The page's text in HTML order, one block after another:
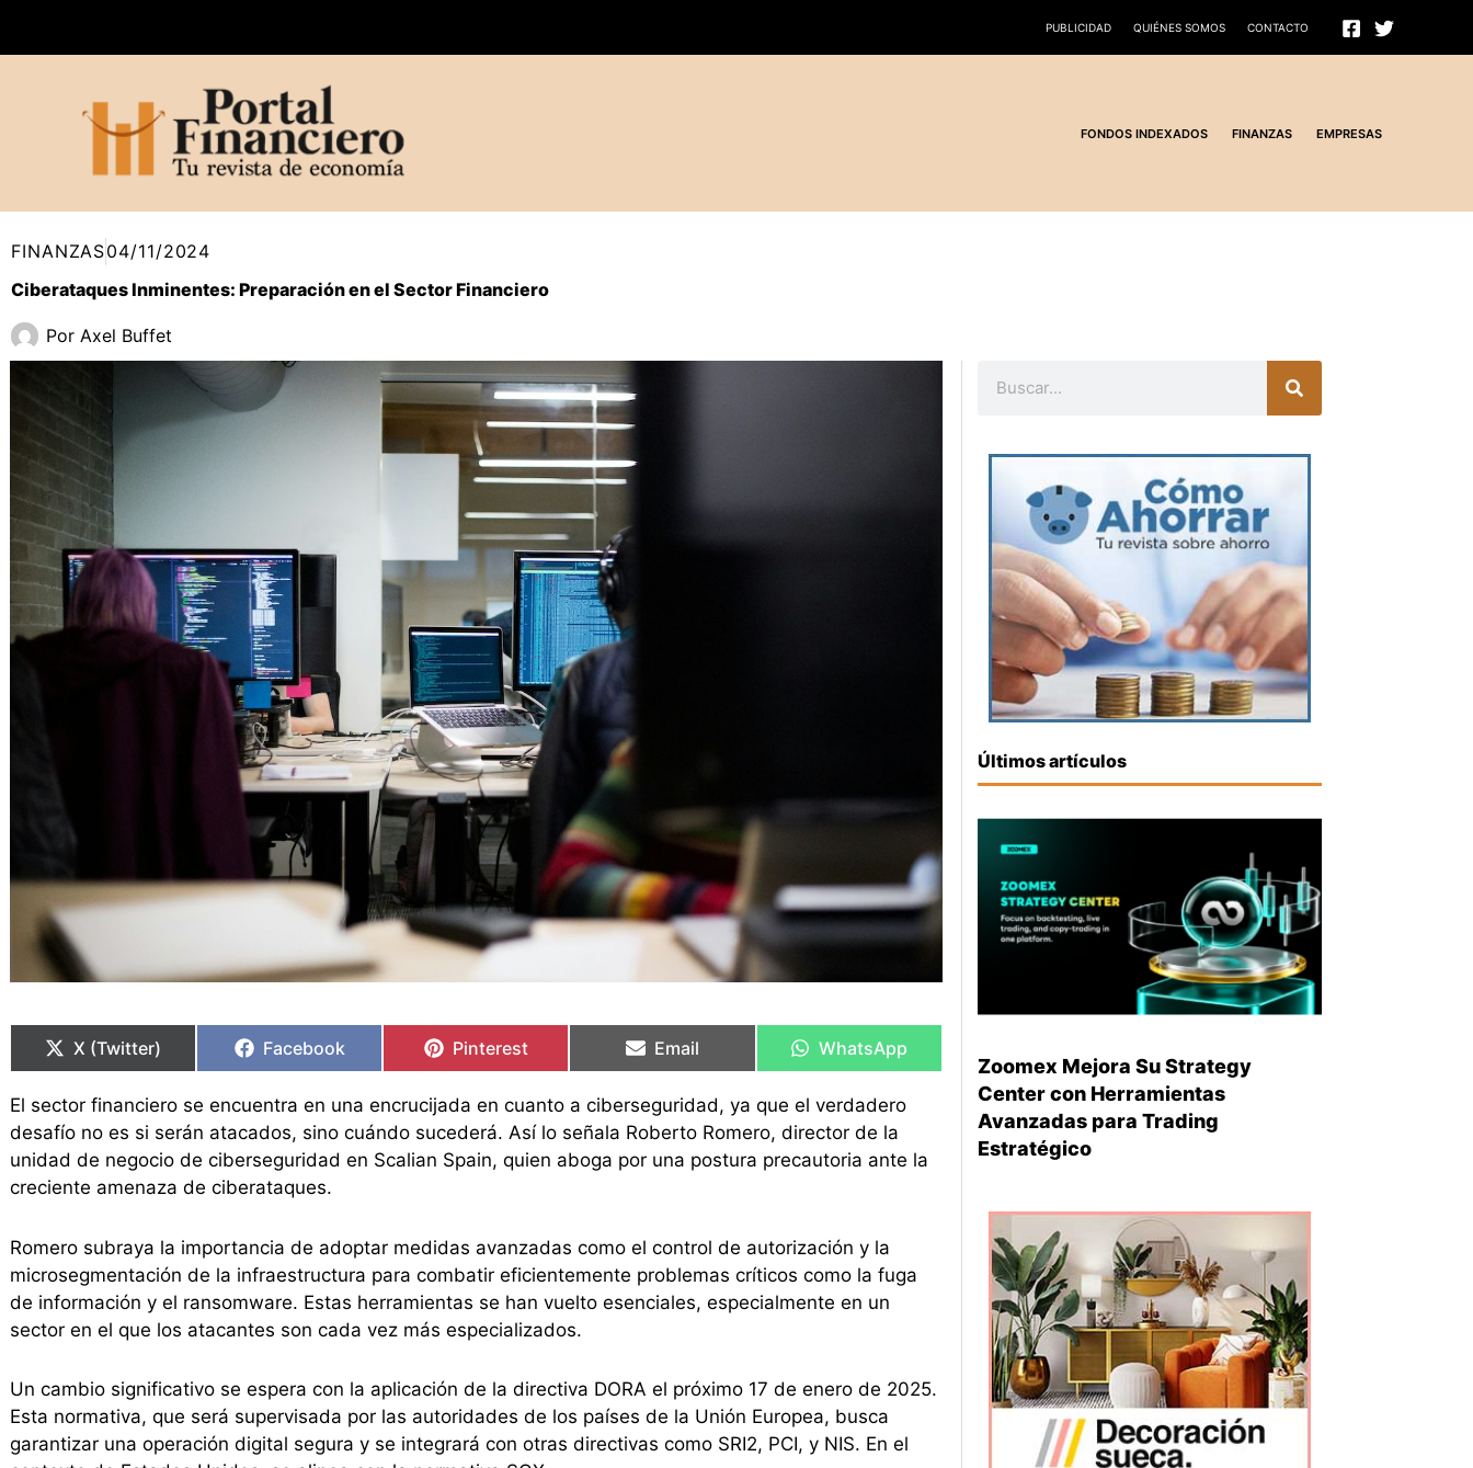
PUBLICIDAD QUIÉNES SOMOS CONTACTO
FONDOS INDEXADOS FINANZAS EMPRESAS
FINANZAS04/11/2024
Ciberataques Inminentes: Preparación en el Sector Financiero
Por Axel Buffet
en
X (Twitter)
en
Facebook
en
Pinterest
en
Email
en
WhatsApp
El sector financiero se encuentra en una encrucijada en cuanto a ciberseguridad, ya que el verdadero
desafío no es si serán atacados, sino cuándo sucederá. Así lo señala Roberto Romero, director de la
unidad de negocio de ciberseguridad en Scalian Spain, quien aboga por una postura precautoria ante la
creciente amenaza de ciberataques.
Romero subraya la importancia de adoptar medidas avanzadas como el control de autorización y la
microsegmentación de la infraestructura para combatir eficientemente problemas críticos como la fuga
de información y el ransomware. Estas herramientas se han vuelto esenciales, especialmente en un
sector en el que los atacantes son cada vez más especializados.
Un cambio significativo se espera con la aplicación de la directiva DORA el próximo 17 de enero de 2025.
Esta normativa, que será supervisada por las autoridades de los países de la Unión Europea, busca
garantizar una operación digital segura y se integrará con otras directivas como SRI2, PCI, y NIS. En el
en
en
en
en
en
Últimos artículos
Zoomex Mejora Su Strategy
Center con Herramientas
Avanzadas para Trading
Estratégico